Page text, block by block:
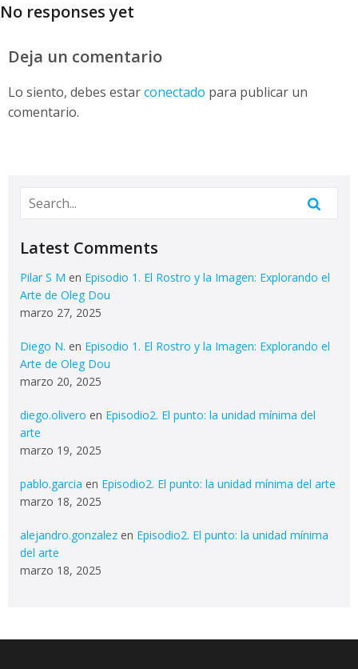
No responses yet
Deja un comentario
Lo siento, debes estarconectado para publicar un
comentario.
Latest Comments
Pilar S M en Episodio 1. El Rostro y la Imagen: Explorando el
Arte de Oleg Dou
marzo 27, 2025
Diego N. en Episodio 1. El Rostro y la Imagen: Explorando el
Arte de Oleg Dou
marzo 20, 2025
diego.olivero en Episodio2. El punto: la unidad mínima del
arte
marzo 19, 2025
pablo.garcia en Episodio2. El punto: la unidad mínima del arte
marzo 18, 2025
alejandro.gonzalez en Episodio2. El punto: la unidad mínima
del arte
marzo 18, 2025